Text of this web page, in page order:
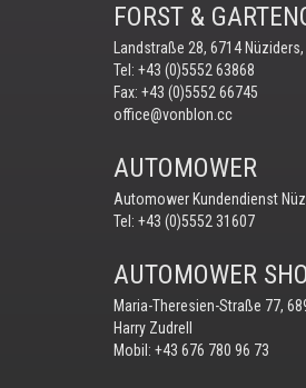
FORST &
Landstraße 28, 6714
Tel: +43 (0)5552 63868
Fax: +43 (0)5552 66745
office@vonblon.cc
AUTOMOWER
Automower Kundendienst
Tel: +43 (0)5552 31607
AUTOMOWER
Maria-Theresien-Straße 77,
Harry Zudrell
Mobil: +43 676 780 96 73